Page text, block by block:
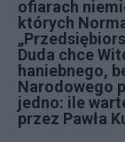
ofiarach
których
Duda chce
haniebnego,
Narodowego
jedno: ile
przez Pawła